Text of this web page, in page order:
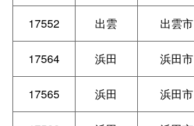
17552 出雲 出雲市
17564 浜田 浜田市
17565 浜田 浜田市